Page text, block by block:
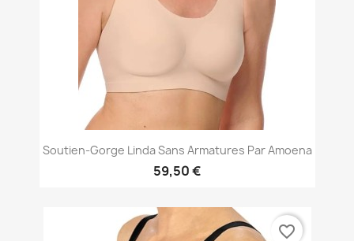
Soutien-Gorge Linda Sans Armatures Par Amoena
59,50 €
favorite_border